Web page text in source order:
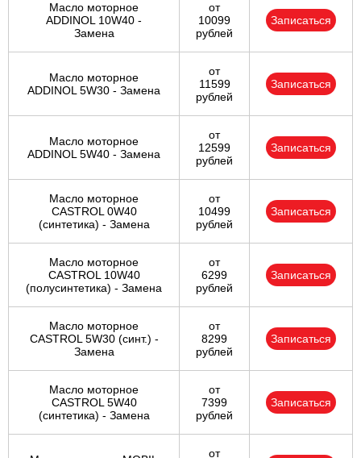
Масло моторное
ADDINOL 10W40 -
Замена
от
10099
рублей
Записаться
Масло моторное
ADDINOL 5W30 - Замена
от
11599
рублей
Записаться
Масло моторное
ADDINOL 5W40 - Замена
от
12599
рублей
Записаться
Масло моторное
CASTROL 0W40
(синтетика) - Замена
от
10499
рублей
Записаться
Масло моторное
CASTROL 10W40
(полусинтетика) - Замена
от
6299
рублей
Записаться
Масло моторное
CASTROL 5W30 (синт.) -
Замена
от
8299
рублей
Записаться
Масло моторное
CASTROL 5W40
(синтетика) - Замена
от
7399
рублей
Записаться
от